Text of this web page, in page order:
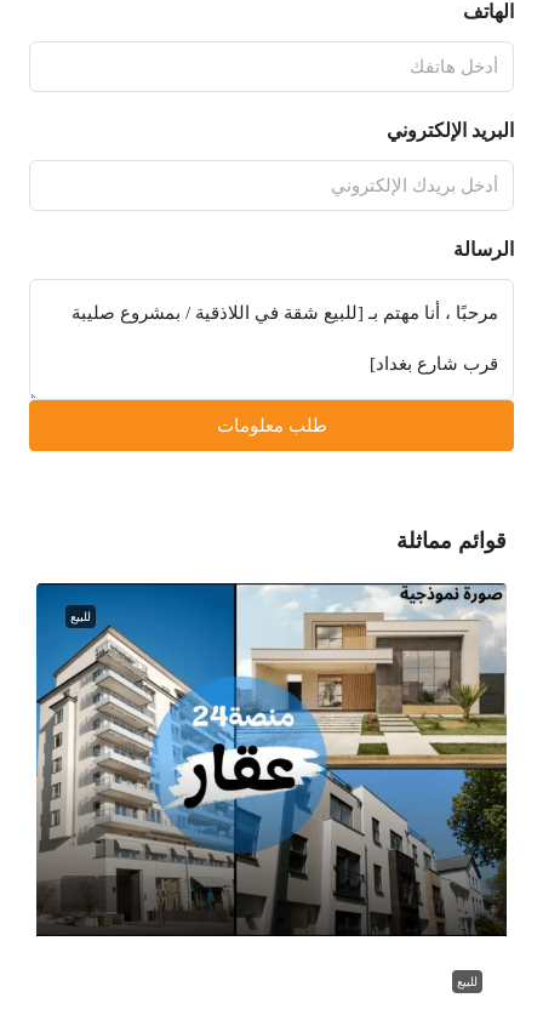
الهاتف
البريد الإلكتروني
الرسالة
طلب معلومات
قوائم مماثلة
للبيع
للبيع